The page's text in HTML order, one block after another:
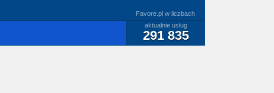
Favore.pl w liczbach
aktualnie usług
291 835